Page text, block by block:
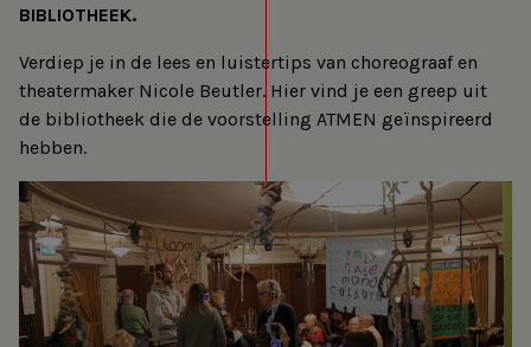
BIBLIOTHEEK.
Verdiep je in de lees en luistertips van choreograaf en
theatermaker Nicole Beutler. Hier vind je een greep uit
de bibliotheek die de voorstelling ATMEN geïnspireerd
hebben.